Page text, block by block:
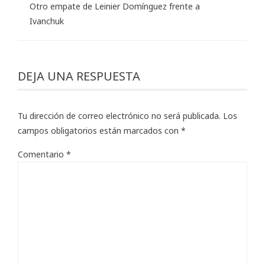
Otro empate de Leinier Domínguez frente a
Ivanchuk
DEJA UNA RESPUESTA
Tu dirección de correo electrónico no será publicada. Los
campos obligatorios están marcados con *
Comentario *